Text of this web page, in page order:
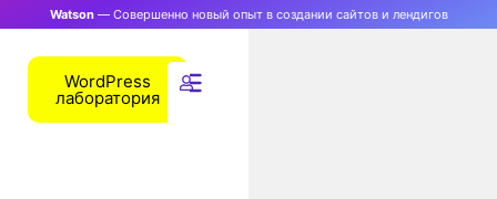
Watson— Совершенно новый опыт в создании сайтов и лендигов
WordPress
лаборатория